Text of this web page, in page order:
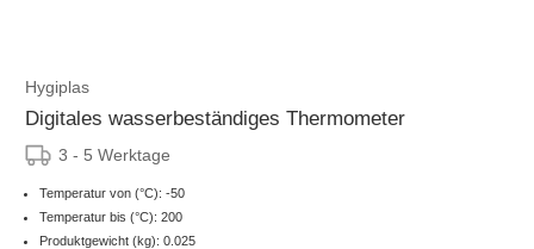
Hygiplas
Digitales wasserbeständiges Thermometer
3 - 5 Werktage
Temperatur von (°C): -50
Temperatur bis (°C): 200
Produktgewicht (kg): 0.025